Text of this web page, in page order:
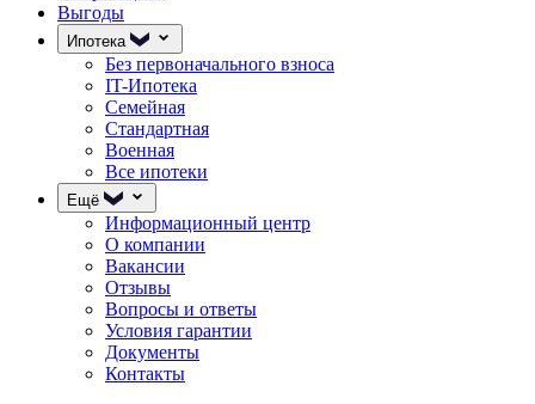
Выгоды
Ипотека
Без первоначального взноса
IT-Ипотека
Семейная
Стандартная
Военная
Все ипотеки
Ещё
Информационный центр
О компании
Вакансии
Отзывы
Вопросы и ответы
Условия гарантии
Документы
Контакты